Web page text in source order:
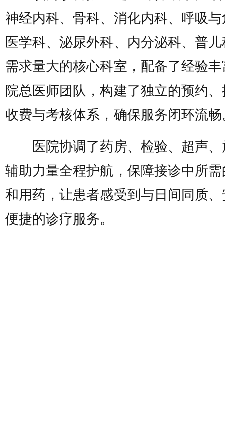
神经内科、骨科、消化内科、呼吸
医学科、泌尿外科、内分泌科、普
需求量大的核心科室，配备了经验
院总医师团队，构建了独立的预约
收费与考核体系，确保服务闭环流畅
医院协调了药房、检验、超声、
辅助力量全程护航，保障接诊中所
和用药，让患者感受到与日间同质
便捷的诊疗服务。